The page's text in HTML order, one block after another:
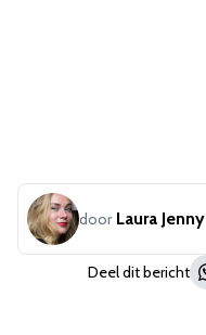
door Laura Jenny
Deel dit bericht